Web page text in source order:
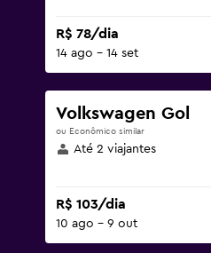
R$ 78/dia
14 ago - 14 set
Volkswagen Gol
ou Econômico similar
Até 2 viajantes
R$ 103/dia
10 ago - 9 out